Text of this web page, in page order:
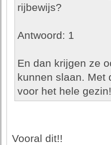
rijbewijs?
Antwoord: 1
En dan krijgen ze
kunnen slaan. Met
voor het hele gezin!
Vooral dit!!